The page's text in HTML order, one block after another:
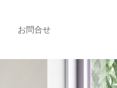
お問合せ